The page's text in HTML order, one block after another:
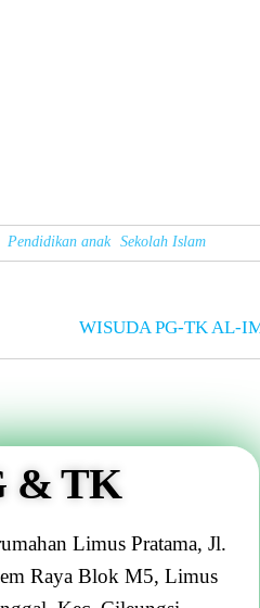
Pendidikan anak Sekolah Islam
WISUDA PG-TK AL-
& TK
Limus Pratama, Jl.
Raya Blok M5, Limus